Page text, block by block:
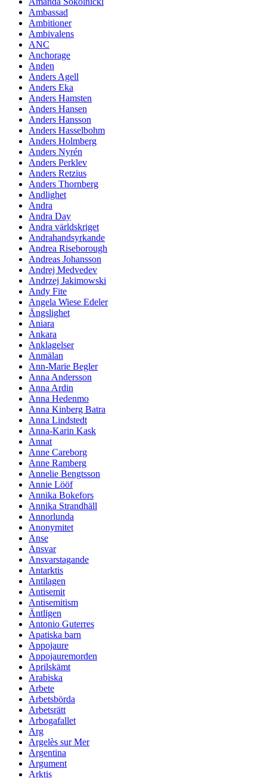
Ambassad
Ambitioner
Ambivalens
ANC
Anchorage
Anden
Anders Agell
Anders Eka
Anders Hamsten
Anders Hansen
Anders Hansson
Anders Hasselbohm
Anders Holmberg
Anders Nyrén
Anders Perklev
Anders Retzius
Anders Thornberg
Andlighet
Andra
Andra Day
Andra världskriget
Andrahandsyrkande
Andrea Riseborough
Andreas Johansson
Andrej Medvedev
Andrzej Jakimowski
Andy Fite
Angela Wiese Edeler
Ängslighet
Aniara
Ankara
Anklagelser
Anmälan
Ann-Marie Begler
Anna Andersson
Anna Ardin
Anna Hedenmo
Anna Kinberg Batra
Anna Lindstedt
Anna-Karin Kask
Annat
Anne Careborg
Anne Ramberg
Annelie Bengtsson
Annie Lööf
Annika Bokefors
Annika Strandhäll
Annorlunda
Anonymitet
Anse
Ansvar
Ansvarstagande
Antarktis
Antilagen
Antisemit
Antisemitism
Äntligen
Antonio Guterres
Apatiska barn
Appojaure
Appojauremorden
Aprilskämt
Arabiska
Arbete
Arbetsbörda
Arbetsrätt
Arbogafallet
Arg
Argelès sur Mer
Argentina
Argument
Arktis